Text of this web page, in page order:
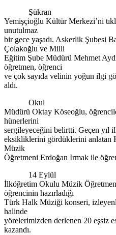
Şükran
Yemişçioğlu Kültür Merkezi’ni
unutulmaz
bir gece yaşadı. Askerlik Şubesi
Çolakoğlu ve Milli
Eğitim Şube Müdürü Mehmet
öğretmen, öğrenci
ve çok sayıda velinin yoğun ilgi
aldı.
Okul
Müdürü Oktay Köseoğlu,
hünerlerini
sergileyeceğini belirtti. Geçen yıl
eksikliklerini gördüklerini anlatan
Müzik
Öğretmeni Erdoğan Irmak ile
14 Eylül
İlköğretim Okulu Müzik
öğrencinin hazırladığı
Türk Halk Müziği konseri,
halinde
yörelerimizden derlenen 20 eşsiz
kazandı.